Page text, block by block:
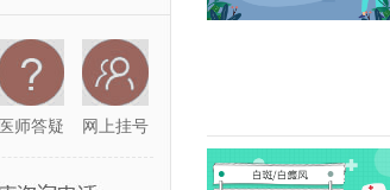
医师答疑 网上挂号